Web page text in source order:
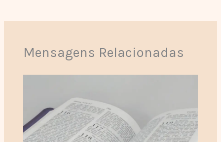
Mensagens Relacionadas